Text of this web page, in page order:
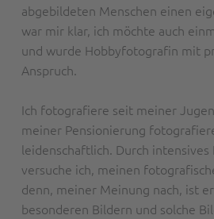
abgebildeten Menschen einen
war mir klar, ich möchte auch
und wurde Hobbyfotografin mit
Anspruch.
Ich fotografiere seit meiner
meiner Pensionierung
leidenschaftlich. Durch
versuche ich, meinen
denn, meiner Meinung nach, ist
besonderen Bildern und solche